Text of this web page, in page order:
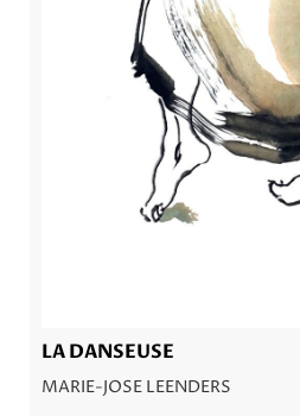
LA DANSEUSE
MARIE-JOSE LEENDERS